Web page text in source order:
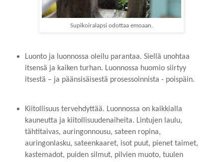
Supikoiralapsi odottaa emoaan.
Luonto ja luonnossa oleilu parantaa. Siellä unohtaa
itsensä ja kaiken turhan. Luonnossa huomio siirtyy
itsestä – ja päänsisäisestä prosessoinnista - poispäin.
Kiitollisuus tervehdyttää. Luonnossa on kaikkialla
kauneutta ja kiitollisuudenaiheita. Lintujen laulu,
tähtitaivas, auringonnousu, sateen ropina,
auringonlasku, sateenkaaret, isot puut, pienet taimet,
kastemadot, puiden silmut, pilvien muoto, tuulen